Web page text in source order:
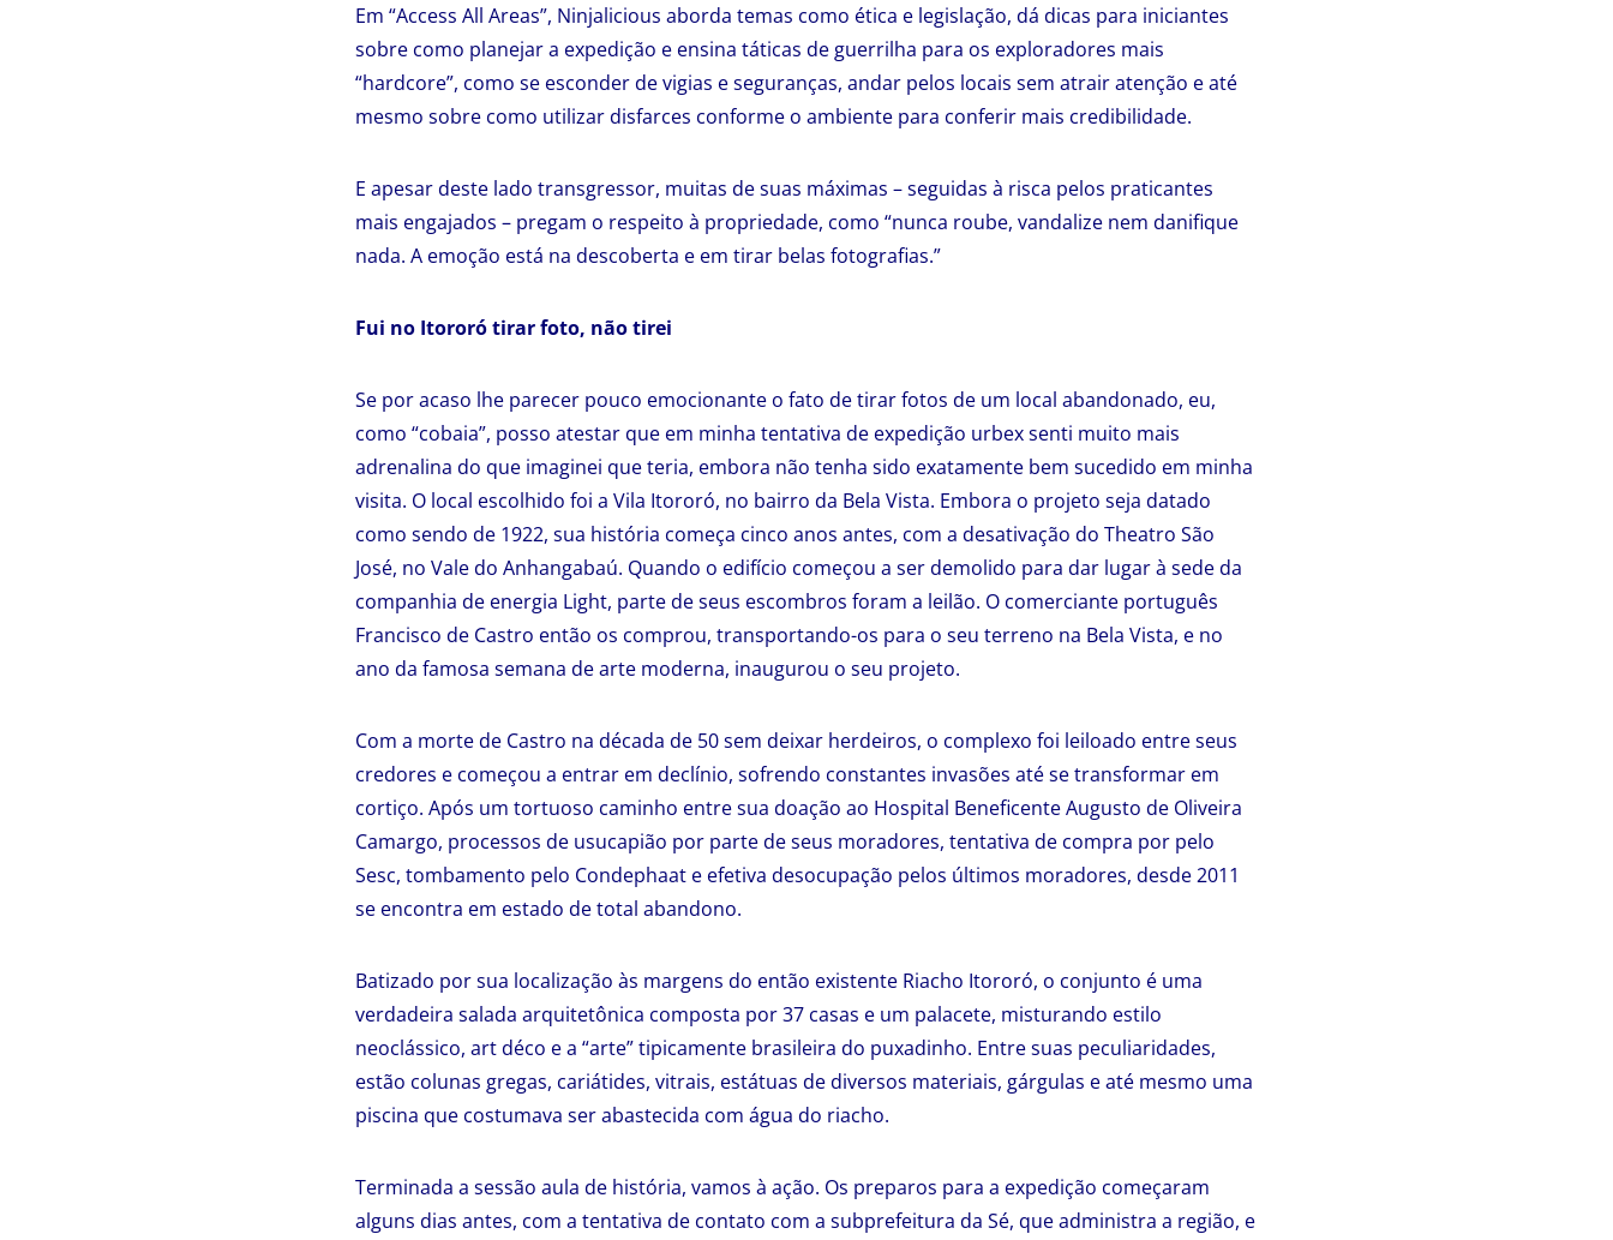
Em “Access All Areas”, Ninjalicious aborda temas como ética e legislação, dá dicas para iniciantes
sobre como planejar a expedição e ensina táticas de guerrilha para os exploradores mais
“hardcore”, como se esconder de vigias e seguranças, andar pelos locais sem atrair atenção e até
mesmo sobre como utilizar disfarces conforme o ambiente para conferir mais credibilidade.
E apesar deste lado transgressor, muitas de suas máximas – seguidas à risca pelos praticantes
mais engajados – pregam o respeito à propriedade, como “nunca roube, vandalize nem danifique
nada. A emoção está na descoberta e em tirar belas fotografias.”
Fui no Itororó tirar foto, não tirei
Se por acaso lhe parecer pouco emocionante o fato de tirar fotos de um local abandonado, eu,
como “cobaia”, posso atestar que em minha tentativa de expedição urbex senti muito mais
adrenalina do que imaginei que teria, embora não tenha sido exatamente bem sucedido em minha
visita. O local escolhido foi a Vila Itororó, no bairro da Bela Vista. Embora o projeto seja datado
como sendo de 1922, sua história começa cinco anos antes, com a desativação do Theatro São
José, no Vale do Anhangabaú. Quando o edifício começou a ser demolido para dar lugar à sede da
companhia de energia Light, parte de seus escombros foram a leilão. O comerciante português
Francisco de Castro então os comprou, transportando-os para o seu terreno na Bela Vista, e no
ano da famosa semana de arte moderna, inaugurou o seu projeto.
Com a morte de Castro na década de 50 sem deixar herdeiros, o complexo foi leiloado entre seus
credores e começou a entrar em declínio, sofrendo constantes invasões até se transformar em
cortiço. Após um tortuoso caminho entre sua doação ao Hospital Beneficente Augusto de Oliveira
Camargo, processos de usucapião por parte de seus moradores, tentativa de compra por pelo
Sesc, tombamento pelo Condephaat e efetiva desocupação pelos últimos moradores, desde 2011
se encontra em estado de total abandono.
Batizado por sua localização às margens do então existente Riacho Itororó, o conjunto é uma
verdadeira salada arquitetônica composta por 37 casas e um palacete, misturando estilo
neoclássico, art déco e a “arte” tipicamente brasileira do puxadinho. Entre suas peculiaridades,
estão colunas gregas, cariátides, vitrais, estátuas de diversos materiais, gárgulas e até mesmo uma
piscina que costumava ser abastecida com água do riacho.
Terminada a sessão aula de história, vamos à ação. Os preparos para a expedição começaram
alguns dias antes, com a tentativa de contato com a subprefeitura da Sé, que administra a região, e